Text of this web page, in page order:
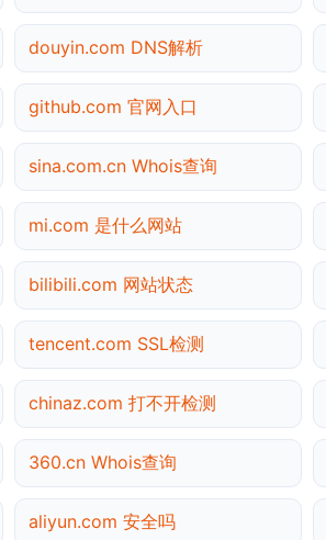
douyin.com DNS解析
github.com 官网入口
sina.com.cn Whois查询
mi.com 是什么网站
bilibili.com 网站状态
tencent.com SSL检测
chinaz.com 打不开检测
360.cn Whois查询
aliyun.com 安全吗